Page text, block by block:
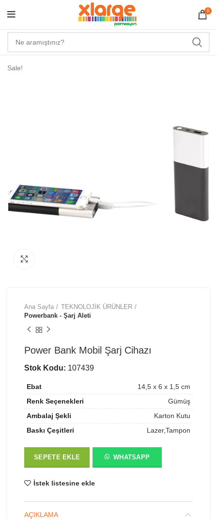
0
Sale!
Ana Sayfa
TEKNOLOJİK ÜRÜNLER
Powerbank - Şarj Aleti
Power Bank Mobil Şarj Cihazı
Stok Kodu: 107439
Ebat
14,5 x 6 x 1,5 cm
Renk Seçenekleri
Gümüş
Ambalaj Şekli
Karton Kutu
Baskı Çeşitleri
Lazer,Tampon
SEPETE EKLE WHATSAPP
İstek listesine ekle
AÇIKLAMA